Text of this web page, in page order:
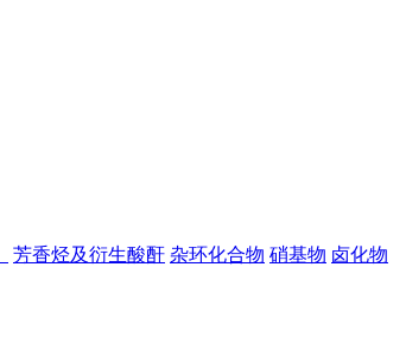
芳香烃及衍生酸酐 杂环化合物 硝基物 卤化物